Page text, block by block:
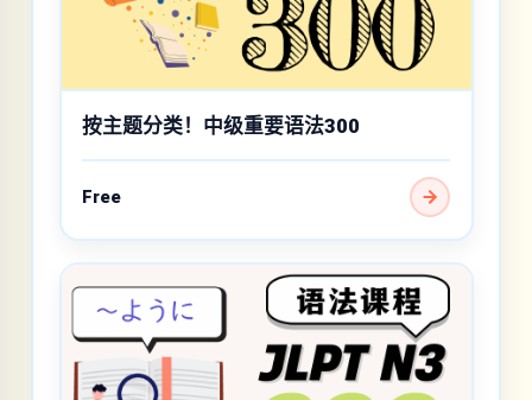
按主题分类！中级重要语法300
Free